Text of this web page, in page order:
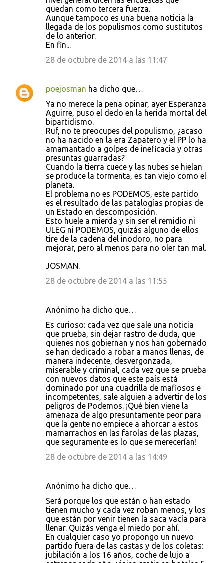
quedan como tercera fuerza.
Aunque tampoco es una buena noticia la
llegada de los populismos como sustitutos
de lo anterior.
En fin...
28 de octubre de 2014 a las 11:47
poejosman ha dicho que…
Ya no merece la pena opinar, ayer Esperanza
Aguirre, puso el dedo en la herida mortal del
bipartidismo.
Ruf, no te preocupes del populismo, ¿acaso
no ha nacido en la era Zapatero y el PP lo ha
amamantado a golpes de ineficacia y otras
presuntas guarradas?
Cuando la tierra cuece y las nubes se hielan
se produce la tormenta, es tan viejo como el
planeta.
El problema no es PODEMOS, este partido
es el resultado de las patalogías propias de
un Estado en descomposición.
Esto huele a mierda y sin ser el remidio ni
ULEG ni PODEMOS, quizás alguno de ellos
tire de la cadena del inodoro, no para
mejorar, pero al menos para no oler tan mal.
JOSMAN.
28 de octubre de 2014 a las 11:55
Anónimo ha dicho que…
Es curioso: cada vez que sale una noticia
que prueba, sin dejar rastro de duda, que
quienes nos gobiernan y nos han gobernado
se han dedicado a robar a manos llenas, de
manera indecente, desvergonzada,
miserable y criminal, cada vez que se prueba
con nuevos datos que este país está
dominado por una cuadrilla de mafiosos e
incompetentes, sale alguien a advertir de los
peligros de Podemos. ¡Qué bien viene la
amenaza de algo presuntamente peor para
que la gente no empiece a ahorcar a estos
mamarrachos en las farolas de las plazas,
que seguramente es lo que se merecerían!
28 de octubre de 2014 a las 14:49
Anónimo ha dicho que…
Será porque los que están o han estado
tienen mucho y cada vez roban menos, y los
que están por venir tienen la saca vacía para
llenar. Quizás venga el miedo por ahí.
En cualquier caso yo propongo un nuevo
partido fuera de las castas y de los coletas:
jubilación a los 16 años, coche de lujo a